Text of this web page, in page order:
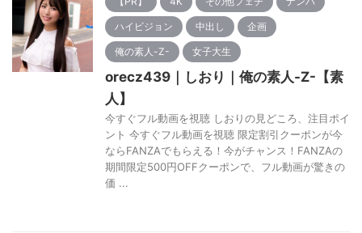
ハイビジョン 中出し 企画
俺の素人-Z- 女子大生
orecz439｜しおり｜俺の素人-Z-【素
人】
今すぐフル動画を視聴 しおりの見どころ、注目ポイ
ント 今すぐフル動画を視聴 限定割引クーポンが今
ならFANZAでもらえる！今がチャンス！FANZAの
期間限定500円OFFクーポンで、フル動画が驚きの
価 ...